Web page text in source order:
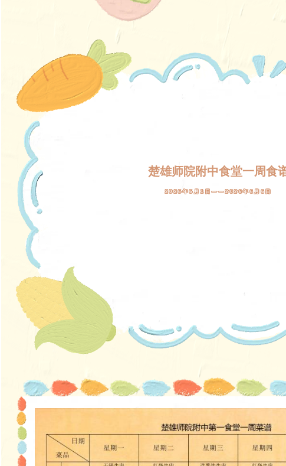
楚雄师院附中食堂一周食
2026年6月1日——2026年6月6日